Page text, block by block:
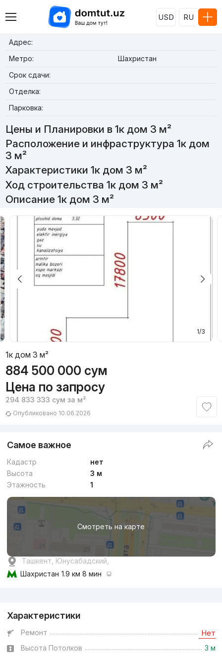
USD RU
Адрес:
Метро:
Шахристан
Срок сдачи:
Отделка:
Парковка:
Цены и Планировки в 1к дом 3 м²
Расположение и инфраструктура 1к дом
3 м²
Характеристики 1к дом 3 м²
Ход строительства 1к дом 3 м²
Описание 1к дом 3 м²
1/3
1к дом 3 м²
884 500 000 сум
Цена по запросу
294 833 333 сум за м²
Опубликовано 10.06.2026
Самое важное
Кадастр
нет
Высота
3 м
Этажность
1
Смотреть на карте
Ташкент, Юнусабадский,
Шахристан 1.9 км 8 мин
Характеристики
Ремонт Нет
Высота Потолков 3 м